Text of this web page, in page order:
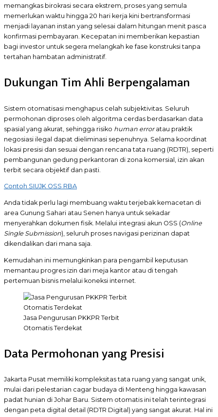
memangkas birokrasi secara ekstrem, proses yang semula
memerlukan waktu hingga 20 hari kerja kini bertransformasi
menjadi layanan instan yang selesai dalam hitungan menit pasca
konfirmasi pembayaran. Kecepatan ini memberikan kepastian
bagi investor untuk segera melangkah ke fase konstruksi tanpa
tertahan hambatan administratif.
Dukungan Tim Ahli Berpengalaman
Sistem otomatisasi menghapus celah subjektivitas. Seluruh
permohonan diproses oleh algoritma cerdas berdasarkan data
spasial yang akurat, sehingga risiko human erroratau praktik
negosiasi ilegal dapat dieliminasi sepenuhnya. Selama koordinat
lokasi presisi dan sesuai dengan rencana tata ruang (RDTR), seperti
pembangunan gedung perkantoran di zona komersial, izin akan
terbit secara objektif dan pasti.
Contoh SIUJK OSS RBA
Anda tidak perlu lagi membuang waktu terjebak kemacetan di
area Gunung Sahari atau Senen hanya untuk sekadar
menyerahkan dokumen fisik. Melalui integrasi akun OSS (Online
Single Submission), seluruh proses navigasi perizinan dapat
dikendalikan dari mana saja.
Kemudahan ini memungkinkan para pengambil keputusan
memantau progres izin dari meja kantor atau di tengah
pertemuan bisnis melalui koneksi internet.
Jasa Pengurusan PKKPR Terbit
Otomatis Terdekat
Data Permohonan yang Presisi
Jakarta Pusat memiliki kompleksitas tata ruang yang sangat unik,
mulai dari pelestarian cagar budaya di Menteng hingga kawasan
padat hunian di Johar Baru. Sistem otomatis ini telah terintegrasi
dengan peta digital detail (RDTR Digital) yang sangat akurat. Hal ini